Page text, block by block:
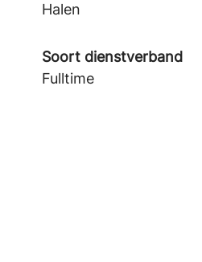
Halen
Soort dienstverband
Fulltime